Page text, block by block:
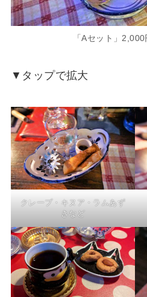
「Aセット」2,000
▼タップで拡大
クレープ・キヌア・ラムあず
きなど